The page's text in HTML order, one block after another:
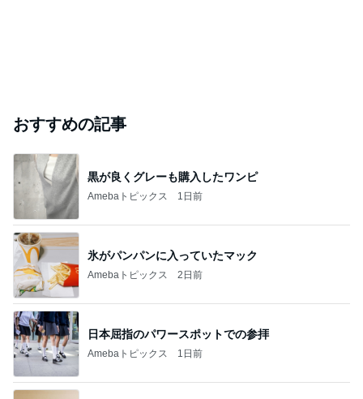
おすすめの記事
黒が良くグレーも購入したワンピ
Amebaトピックス 1日前
氷がパンパンに入っていたマック
Amebaトピックス 2日前
日本屈指のパワースポットでの参拝
Amebaトピックス 1日前